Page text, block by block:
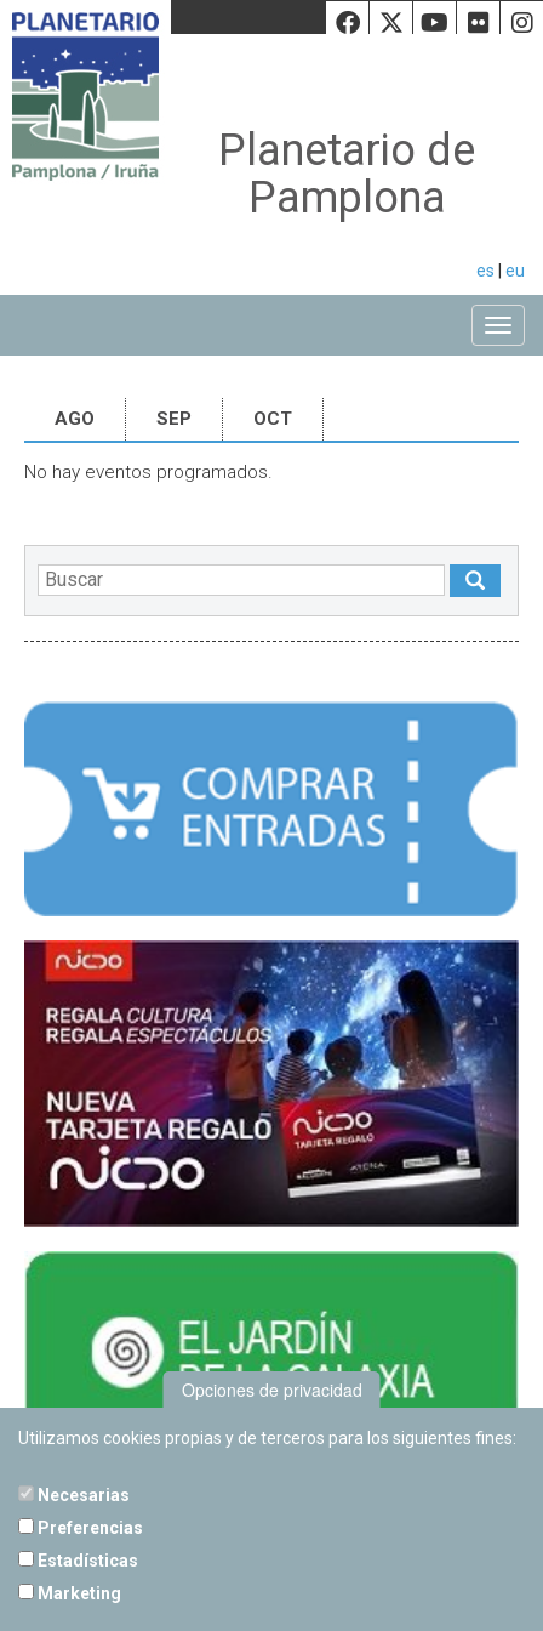
Facebook
Twiiter
Planetario de
Pamplona
es eu
AGO SEP OCT
No hay eventos programados.
Opciones de privacidad
Utilizamos cookies propias y de terceros para los siguientes fines:
Necesarias
Preferencias
Estadísticas
Marketing